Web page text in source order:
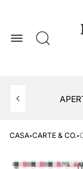
CASA·CARTE & CO.·